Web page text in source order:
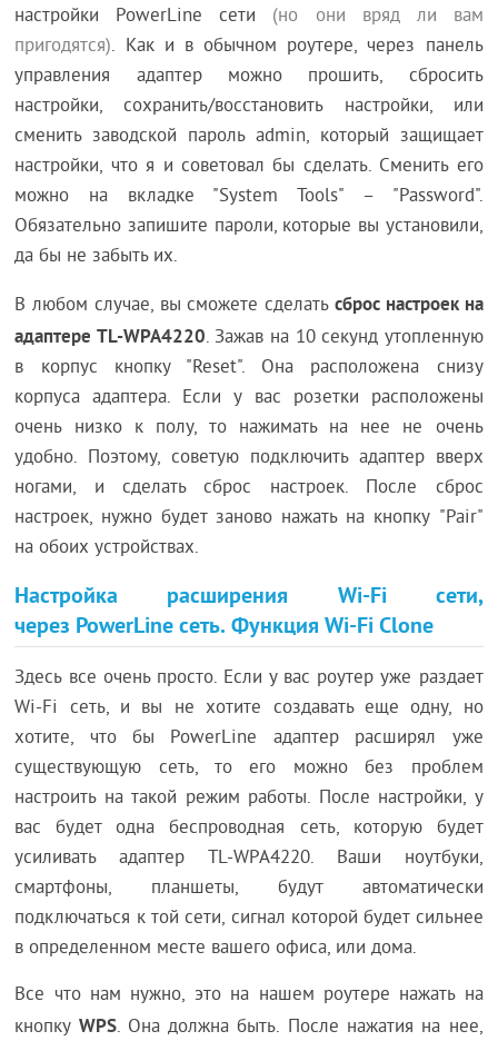
настройки PowerLine сети (но они вряд ли вам
пригодятся). Как и в обычном роутере, через панель
управления адаптер можно прошить, сбросить
настройки, сохранить/восстановить настройки, или
сменить заводской пароль admin, который защищает
настройки, что я и советовал бы сделать. Сменить его
можно на вкладке "System Tools" – "Password".
Обязательно запишите пароли, которые вы установили,
да бы не забыть их.
В любом случае, вы сможете сделатьсброс настроек на
адаптере TL-WPA4220. Зажав на 10 секунд утопленную
в корпус кнопку "Reset". Она расположена снизу
корпуса адаптера. Если у вас розетки расположены
очень низко к полу, то нажимать на нее не очень
удобно. Поэтому, советую подключить адаптер вверх
ногами, и сделать сброс настроек. После сброс
настроек, нужно будет заново нажать на кнопку "Pair"
на обоих устройствах.
Настройка расширения Wi-Fi сети,
через PowerLine сеть. Функция Wi-Fi Clone
Здесь все очень просто. Если у вас роутер уже раздает
Wi-Fi сеть, и вы не хотите создавать еще одну, но
хотите, что бы PowerLine адаптер расширял уже
существующую сеть, то его можно без проблем
настроить на такой режим работы. После настройки, у
вас будет одна беспроводная сеть, которую будет
усиливать адаптер TL-WPA4220. Ваши ноутбуки,
смартфоны, планшеты, будут автоматически
подключаться к той сети, сигнал которой будет сильнее
в определенном месте вашего офиса, или дома.
Все что нам нужно, это на нашем роутере нажать на
кнопку WPS. Она должна быть. После нажатия на нее,